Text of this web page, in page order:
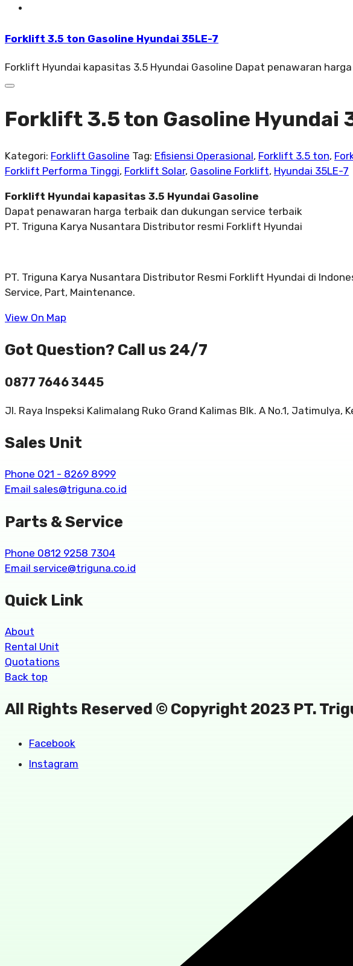
Forklift 3.5 ton Gasoline Hyundai 35LE-7
Forklift Hyundai kapasitas 3.5 Hyundai Gasoline Dapat penawaran
Forklift 3.5 ton Gasoline Hyundai
Kategori: Forklift Gasoline Tag: Efisiensi Operasional, Forklift 3.5 ton,
Forklift Performa Tinggi, Forklift Solar, Gasoline Forklift, Hyundai 35LE-7
Forklift Hyundai kapasitas 3.5 Hyundai Gasoline
Dapat penawaran harga terbaik dan dukungan service terbaik
PT. Triguna Karya Nusantara Distributor resmi Forklift Hyundai
PT. Triguna Karya Nusantara Distributor Resmi Forklift Hyundai di
Service, Part, Maintenance.
View On Map
Got Question? Call us 24/7
0877 7646 3445
Jl. Raya Inspeksi Kalimalang Ruko Grand Kalimas Blk. A No.1,
Sales Unit
Phone 021 - 8269 8999
Email sales@triguna.co.id
Parts & Service
Phone 0812 9258 7304
Email service@triguna.co.id
Quick Link
About
Rental Unit
Quotations
Back top
All Rights Reserved © Copyright 2023 PT.
Facebook
Instagram